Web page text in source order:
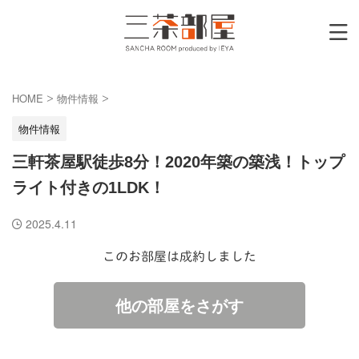
HOME > 物件情報 >
物件情報
三軒茶屋駅徒歩8分！2020年築の築浅！トップ
ライト付きの1LDK！
2025.4.11
このお部屋は成約しました
他の部屋をさがす